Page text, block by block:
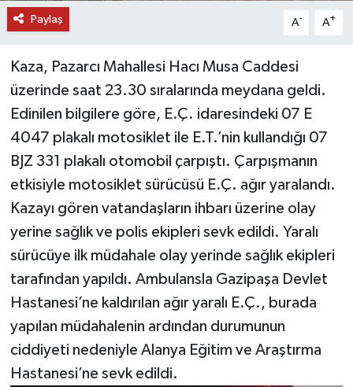
Paylaş A- A+
Kaza, Pazarcı Mahallesi Hacı Musa Caddesi
üzerinde saat 23.30 sıralarında meydana geldi.
Edinilen bilgilere göre, E.Ç. idaresindeki 07 E
4047 plakalı motosiklet ile E.T.’nin kullandığı 07
BJZ 331 plakalı otomobil çarpıştı. Çarpışmanın
etkisiyle motosiklet sürücüsü E.Ç. ağır yaralandı.
Kazayı gören vatandaşların ihbarı üzerine olay
yerine sağlık ve polis ekipleri sevk edildi. Yaralı
sürücüye ilk müdahale olay yerinde sağlık ekipleri
tarafından yapıldı. Ambulansla Gazipaşa Devlet
Hastanesi’ne kaldırılan ağır yaralı E.Ç., burada
yapılan müdahalenin ardından durumunun
ciddiyeti nedeniyle Alanya Eğitim ve Araştırma
Hastanesi’ne sevk edildi.
YAZARLAR
RESMİ İLAN
MAGAZİN